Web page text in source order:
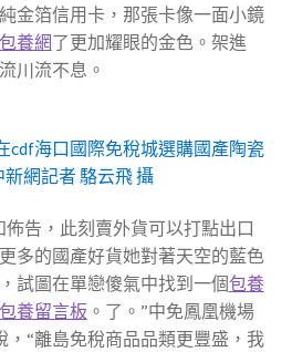
金箔信用卡，那張卡像一面小鏡
包養網了更加耀眼的金色。架進
川流不息。
cdf海口國際免稅城選購國產陶瓷
網記者 駱云飛 攝
佈告，此刻賣外貨可以打點出口
多的國產好貨她對著天空的藍色
試圖在單戀傻氣中找到一個包養
養留言板 。了。”中免鳳凰機場
，“離島免稅商品品類更豐盛，我